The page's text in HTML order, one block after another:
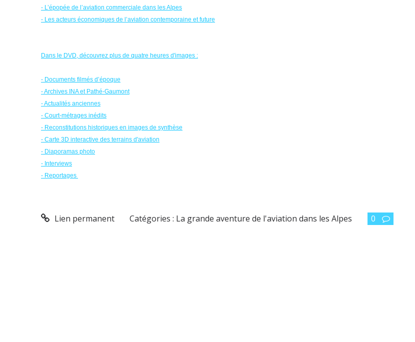
- L’épopée de l’aviation commerciale dans les Alpes
- Les acteurs économiques de l’aviation contemporaine et future
Dans le DVD, découvrez plus de quatre heures d'images :
- Documents filmés d’époque
- Archives INA et Pathé-Gaumont
- Actualités anciennes
- Court-métrages inédits
- Reconstitutions historiques en images de synthèse
- Carte 3D interactive des terrains d'aviation
- Diaporamas photo
- Interviews
- Reportages
Lien permanent Catégories : La grande aventure de l'aviation dans les Alpes 0